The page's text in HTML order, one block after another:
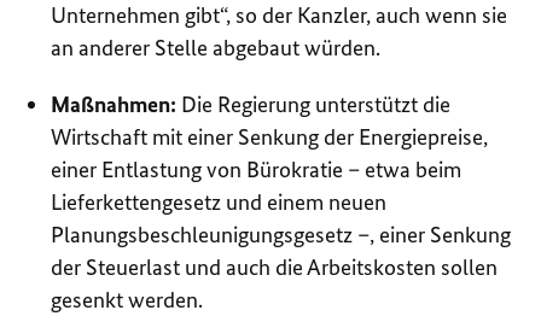
Unternehmen gibt“, so der Kanzler, auch wenn sie
an anderer Stelle abgebaut würden.
Maßnahmen: Die Regierung unterstützt die
Wirtschaft mit einer Senkung der Energiepreise,
einer Entlastung von Bürokratie – etwa beim
Lieferkettengesetz und einem neuen
Planungsbeschleunigungsgesetz –, einer Senkung
der Steuerlast und auch die Arbeitskosten sollen
gesenkt werden.